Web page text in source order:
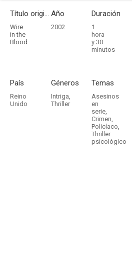
Título original
Wire
in the
Blood
Año
2002
Duración
1
hora
y 30
minutos
País
Reino
Unido
Géneros
Intriga,
Thriller
Temas
Asesinos
en
serie,
Crimen,
Policíaco,
Thriller
psicológico